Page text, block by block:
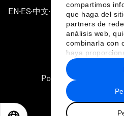
compartimos
que haga del
partners de
análisis web,
combinarla con
haya
recopilado a
hecho de sus
EN ▪ES▪中文▪ 日本語
Política de privacidad